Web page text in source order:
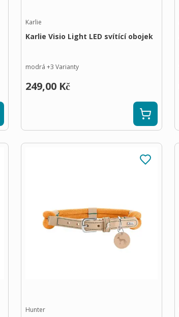
Karlie
Karlie Visio Light LED svítící obojek
modrá +3 Varianty
249,00 Kč
Hunter